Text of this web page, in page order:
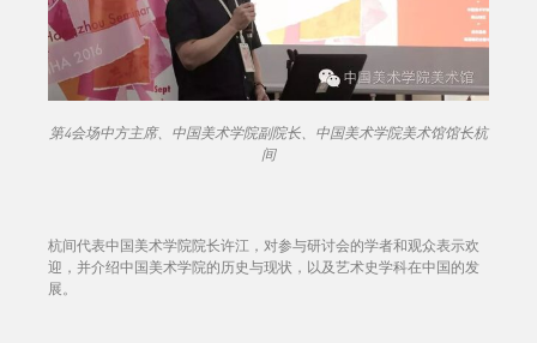
第4会场中方主席、中国美术学院副院长、中国美术学院美术馆馆长杭
间
杭间代表中国美术学院院长许江，对参与研讨会的学者和观众表示欢
迎，并介绍中国美术学院的历史与现状，以及艺术史学科在中国的发
展。